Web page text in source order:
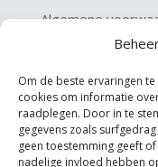
Om de beste ervaringen
cookies om informatie
raadplegen. Door in te
gegevens zoals
geen toestemming geeft
nadelige invloed hebben
Algemene
Privacy verklaring
Disclaimer &